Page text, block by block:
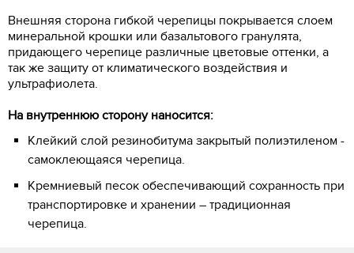
Внешняя сторона гибкой черепицы покрывается слоем
минеральной крошки или базальтового гранулята,
придающего черепице различные цветовые оттенки, а
так же защиту от климатического воздействия и
ультрафиолета.
На внутреннюю сторону наносится:
Клейкий слой резинобитума закрытый полиэтиленом -
самоклеющаяся черепица.
Кремниевый песок обеспечивающий сохранность при
транспортировке и хранении – традиционная
черепица.